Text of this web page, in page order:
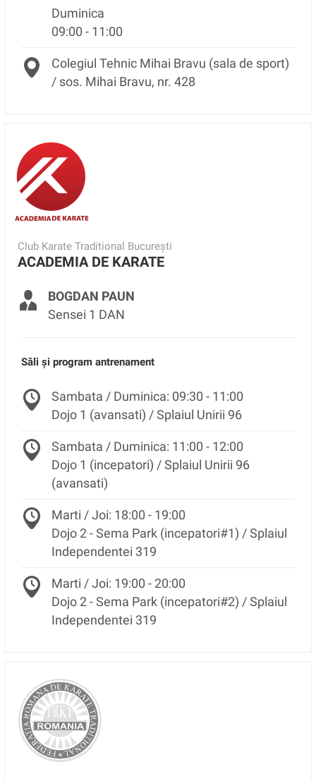
Duminica
09:00 - 11:00
Colegiul Tehnic Mihai Bravu (sala de sport)
/ sos. Mihai Bravu, nr. 428
Club Karate Traditional București
ACADEMIA DE KARATE
BOGDAN PAUN
Sensei 1 DAN
Săli și program antrenament
Sambata / Duminica: 09:30 - 11:00
Dojo 1 (avansati) / Splaiul Unirii 96
Sambata / Duminica: 11:00 - 12:00
Dojo 1 (incepatori) / Splaiul Unirii 96
(avansati)
Marti / Joi: 18:00 - 19:00
Dojo 2 - Sema Park (incepatori#1) / Splaiul
Independentei 319
Marti / Joi: 19:00 - 20:00
Dojo 2 - Sema Park (incepatori#2) / Splaiul
Independentei 319